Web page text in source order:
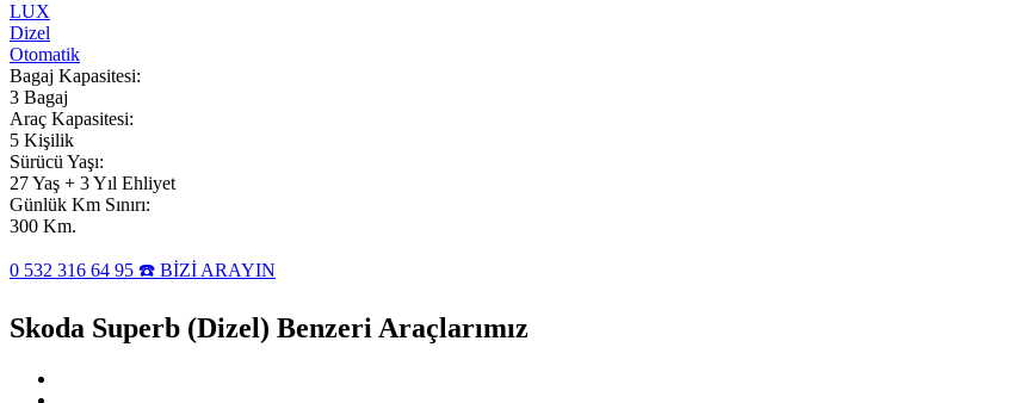
LUX
Dizel
Otomatik
Bagaj Kapasitesi:
3 Bagaj
Araç Kapasitesi:
5 Kişilik
Sürücü Yaşı:
27 Yaş + 3 Yıl Ehliyet
Günlük Km Sınırı:
300 Km.
0 532 316 64 95 ☎️ BİZİ ARAYIN
Skoda Superb (Dizel) Benzeri Araçlarımız